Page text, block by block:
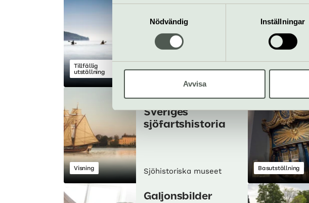
informationen med annan information som du har
Nödvändig
Inställningar
Avvisa
Tillfällig
utställning
Paddla! – en
Visning
Visning
Välkomstvisning i
Sveriges
sjöfartshistoria
Sjöhistoriska museet Basutställning
Galjonsbilder